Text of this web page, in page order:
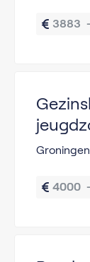
3883
4000